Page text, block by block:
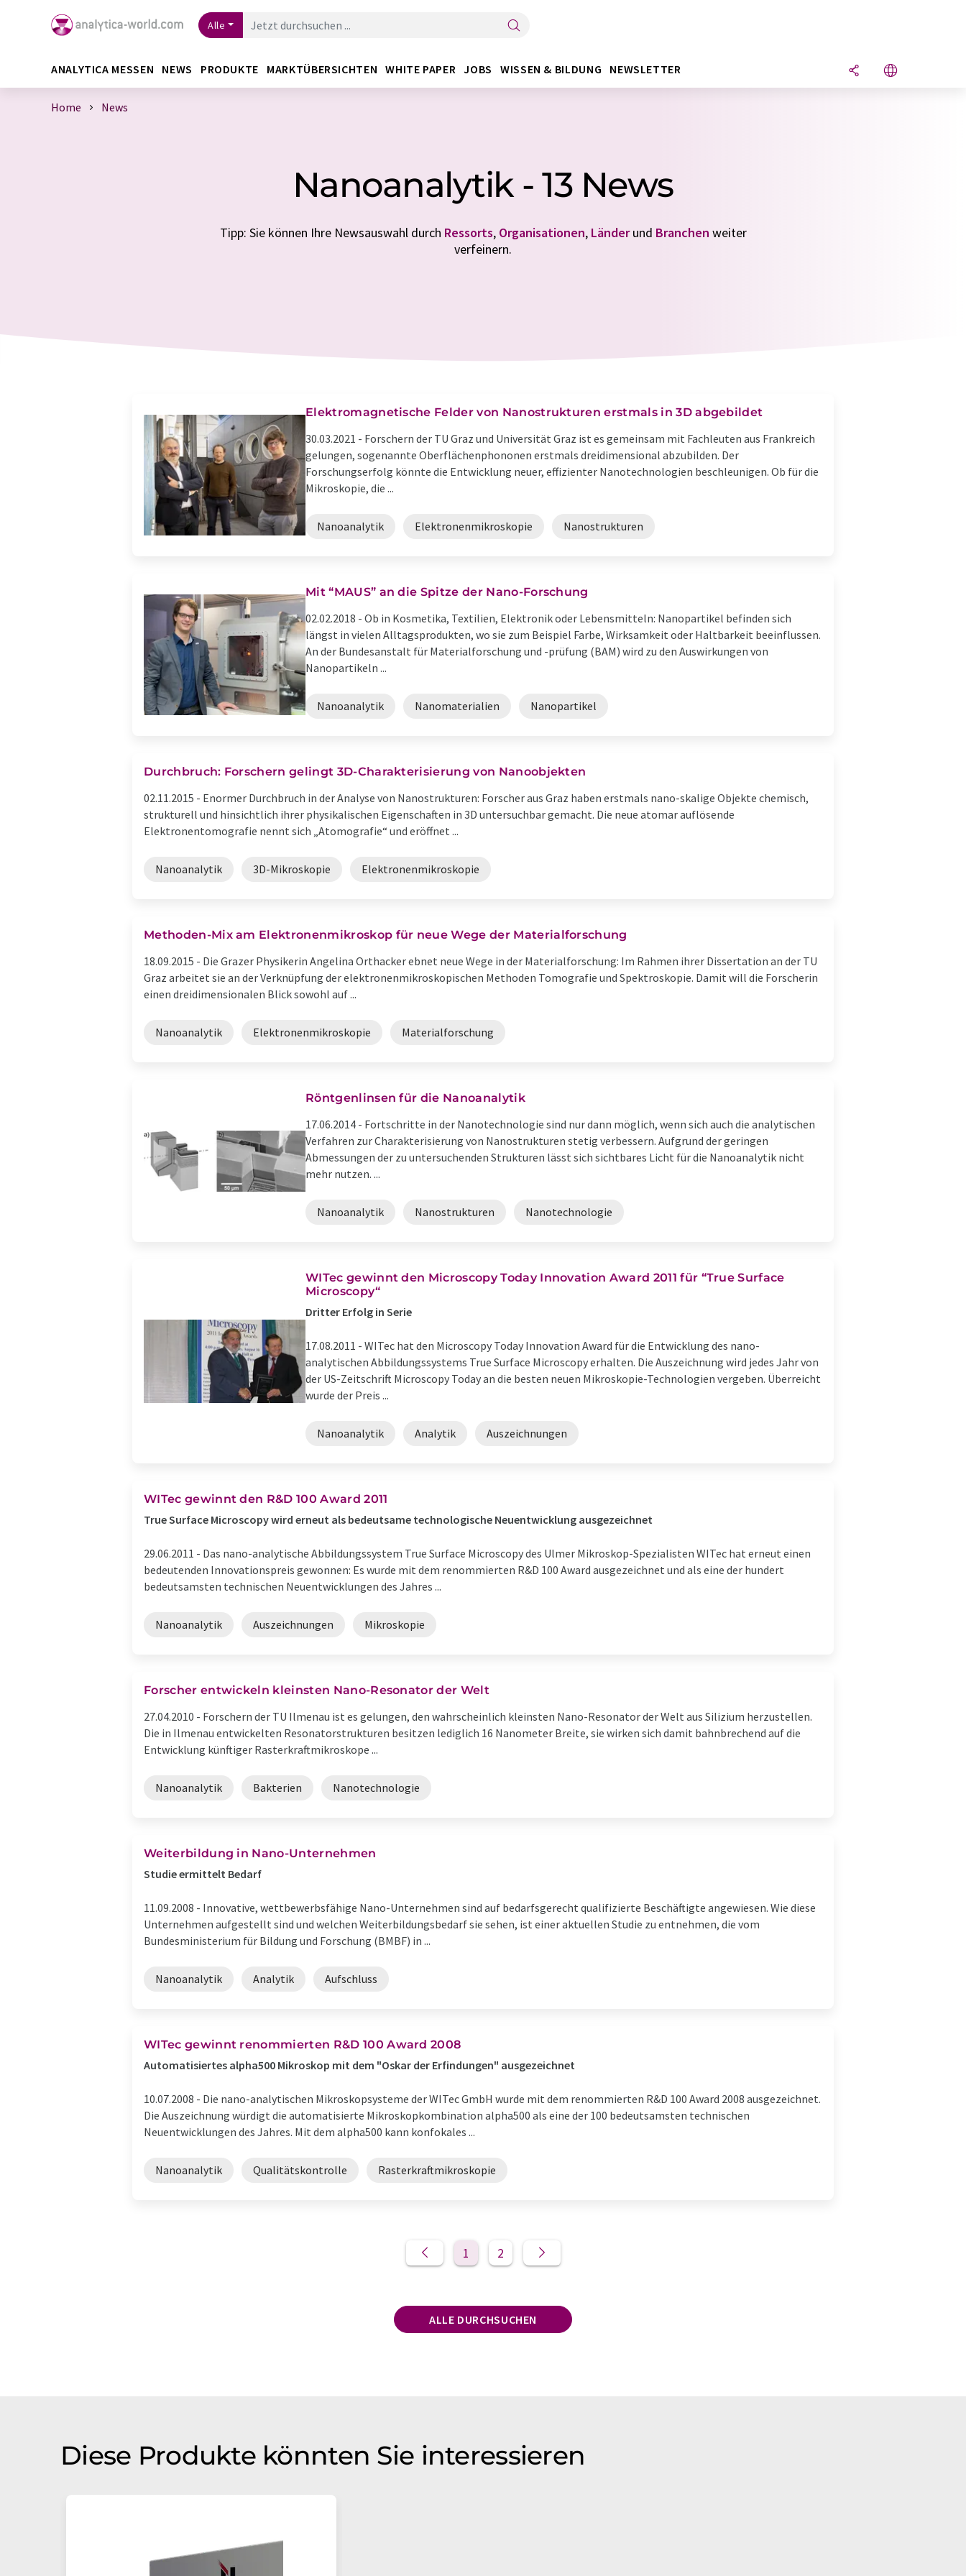
Alle
ANALYTICA MESSEN NEWS PRODUKTE MARKTÜBERSICHTEN WHITE PAPER JOBS WISSEN & BILDUNG NEWSLETTER
Home News
Nanoanalytik - 13 News
Tipp: Sie können Ihre Newsauswahl durch Ressorts, Organisationen, Länderund Branchen weiter
verfeinern.
Elektromagnetische Felder von Nanostrukturen erstmals in 3D abgebildet
30.03.2021 - Forschern der TU Graz und Universität Graz ist es gemeinsam mit Fachleuten aus Frankreich
gelungen, sogenannte Oberflächenphononen erstmals dreidimensional abzubilden. Der
Forschungserfolg könnte die Entwicklung neuer, effizienter Nanotechnologien beschleunigen. Ob für die
Mikroskopie, die ...
Nanoanalytik Elektronenmikroskopie Nanostrukturen
Mit “MAUS” an die Spitze der Nano-Forschung
02.02.2018 - Ob in Kosmetika, Textilien, Elektronik oder Lebensmitteln: Nanopartikel befinden sich
längst in vielen Alltagsprodukten, wo sie zum Beispiel Farbe, Wirksamkeit oder Haltbarkeit beeinflussen.
An der Bundesanstalt für Materialforschung und -prüfung (BAM) wird zu den Auswirkungen von
Nanopartikeln ...
Nanoanalytik Nanomaterialien Nanopartikel
Durchbruch: Forschern gelingt 3D-Charakterisierung von Nanoobjekten
02.11.2015 - Enormer Durchbruch in der Analyse von Nanostrukturen: Forscher aus Graz haben erstmals nano-skalige Objekte chemisch,
strukturell und hinsichtlich ihrer physikalischen Eigenschaften in 3D untersuchbar gemacht. Die neue atomar auflösende
Elektronentomografie nennt sich „Atomografie“ und eröffnet ...
Nanoanalytik 3D-Mikroskopie Elektronenmikroskopie
Methoden-Mix am Elektronenmikroskop für neue Wege der Materialforschung
18.09.2015 - Die Grazer Physikerin Angelina Orthacker ebnet neue Wege in der Materialforschung: Im Rahmen ihrer Dissertation an der TU
Graz arbeitet sie an der Verknüpfung der elektronenmikroskopischen Methoden Tomografie und Spektroskopie. Damit will die Forscherin
einen dreidimensionalen Blick sowohl auf ...
Nanoanalytik Elektronenmikroskopie Materialforschung
Röntgenlinsen für die Nanoanalytik
17.06.2014 - Fortschritte in der Nanotechnologie sind nur dann möglich, wenn sich auch die analytischen
Verfahren zur Charakterisierung von Nanostrukturen stetig verbessern. Aufgrund der geringen
Abmessungen der zu untersuchenden Strukturen lässt sich sichtbares Licht für die Nanoanalytik nicht
mehr nutzen. ...
Nanoanalytik Nanostrukturen Nanotechnologie
WITec gewinnt den Microscopy Today Innovation Award 2011 für “True Surface
Microscopy“
Dritter Erfolg in Serie
17.08.2011 - WITec hat den Microscopy Today Innovation Award für die Entwicklung des nano-
analytischen Abbildungssystems True Surface Microscopy erhalten. Die Auszeichnung wird jedes Jahr von
der US-Zeitschrift Microscopy Today an die besten neuen Mikroskopie-Technologien vergeben. Überreicht
wurde der Preis ...
Nanoanalytik Analytik Auszeichnungen
WITec gewinnt den R&D 100 Award 2011
True Surface Microscopy wird erneut als bedeutsame technologische Neuentwicklung ausgezeichnet
29.06.2011 - Das nano-analytische Abbildungssystem True Surface Microscopy des Ulmer Mikroskop-Spezialisten WITec hat erneut einen
bedeutenden Innovationspreis gewonnen: Es wurde mit dem renommierten R&D 100 Award ausgezeichnet und als eine der hundert
bedeutsamsten technischen Neuentwicklungen des Jahres ...
Nanoanalytik Auszeichnungen Mikroskopie
Forscher entwickeln kleinsten Nano-Resonator der Welt
27.04.2010 - Forschern der TU Ilmenau ist es gelungen, den wahrscheinlich kleinsten Nano-Resonator der Welt aus Silizium herzustellen.
Die in Ilmenau entwickelten Resonatorstrukturen besitzen lediglich 16 Nanometer Breite, sie wirken sich damit bahnbrechend auf die
Entwicklung künftiger Rasterkraftmikroskope ...
Nanoanalytik Bakterien Nanotechnologie
Weiterbildung in Nano-Unternehmen
Studie ermittelt Bedarf
11.09.2008 - Innovative, wettbewerbsfähige Nano-Unternehmen sind auf bedarfsgerecht qualifizierte Beschäftigte angewiesen. Wie diese
Unternehmen aufgestellt sind und welchen Weiterbildungsbedarf sie sehen, ist einer aktuellen Studie zu entnehmen, die vom
Bundesministerium für Bildung und Forschung (BMBF) in ...
Nanoanalytik Analytik Aufschluss
WITec gewinnt renommierten R&D 100 Award 2008
Automatisiertes alpha500 Mikroskop mit dem "Oskar der Erfindungen" ausgezeichnet
10.07.2008 - Die nano-analytischen Mikroskopsysteme der WITec GmbH wurde mit dem renommierten R&D 100 Award 2008 ausgezeichnet.
Die Auszeichnung würdigt die automatisierte Mikroskopkombination alpha500 als eine der 100 bedeutsamsten technischen
Neuentwicklungen des Jahres. Mit dem alpha500 kann konfokales ...
Nanoanalytik Qualitätskontrolle Rasterkraftmikroskopie
1 2
ALLE DURCHSUCHEN
Diese Produkte könnten Sie interessieren